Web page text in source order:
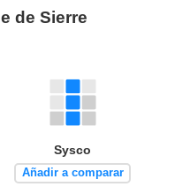
de Sierre
Sysco
Añadir a comparar